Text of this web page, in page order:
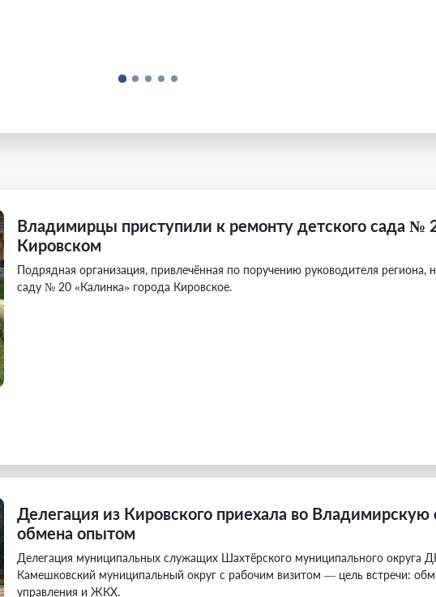
Владимирцы приступили к ремонту детского сада №
Кировском
Подрядная организация, привлечённая по поручению руководителя региона,
саду № 20 «Калинка» города Кировское.
Делегация из Кировского приехала во Владимирскую
обмена опытом
Делегация муниципальных служащих Шахтёрского муниципального округа
Камешковский муниципальный округ с рабочим визитом — цель встречи:
управления и ЖКХ.